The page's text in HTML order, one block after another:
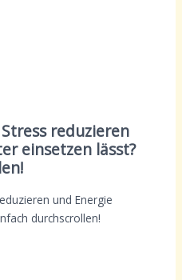
reduzieren
einsetzen lässt?
und Energie
durchscrollen!